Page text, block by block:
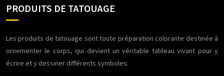
PRODUITS DE TATOUAGE
Les produits de tatouage sont toute préparation colorante destinée à
ornementer le corps, qui devient un véritable tableau vivant pour y
écrire et y dessiner différents symboles.